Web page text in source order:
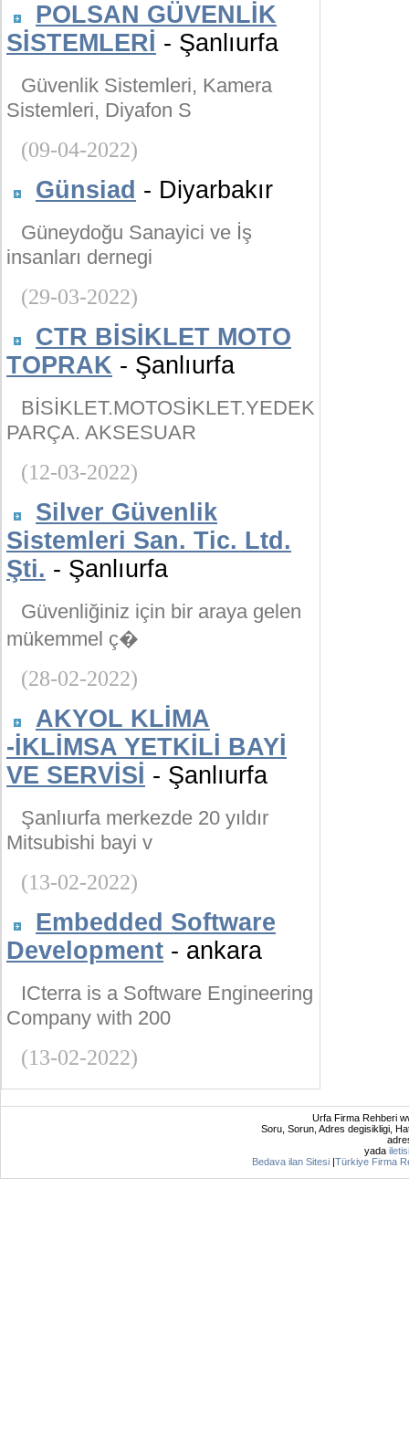
POLSAN GÜVENLİK
SİSTEMLERİ - Şanlıurfa
Güvenlik Sistemleri, Kamera
Sistemleri, Diyafon S
(09-04-2022)
Günsiad - Diyarbakır
Güneydoğu Sanayici ve İş
insanları dernegi
(29-03-2022)
CTR BİSİKLET MOTO
TOPRAK - Şanlıurfa
BİSİKLET.MOTOSİKLET.YEDEK
PARÇA. AKSESUAR
(12-03-2022)
Silver Güvenlik
Sistemleri San. Tic. Ltd.
Şti. - Şanlıurfa
Güvenliğiniz için bir araya gelen
mükemmel ç�
(28-02-2022)
AKYOL KLİMA
-İKLİMSA YETKİLİ BAYİ
VE SERVİSİ - Şanlıurfa
Şanlıurfa merkezde 20 yıldır
Mitsubishi bayi v
(13-02-2022)
Embedded Software
Development - ankara
ICterra is a Software Engineering
Company with 200
(13-02-2022)
Urfa Firma Rehberi
Soru, Sorun, Adres degisikligi,
yada
Bedava ilan Sitesi |Türkiye Firma